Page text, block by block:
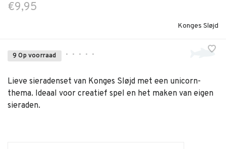
€9,95
Konges Sløjd
9 Op voorraad • • • • •
Lieve sieradenset van Konges Sløjd met een unicorn-
thema. Ideaal voor creatief spel en het maken van eigen
sieraden.